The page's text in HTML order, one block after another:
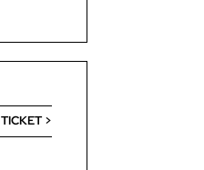
TICKET >